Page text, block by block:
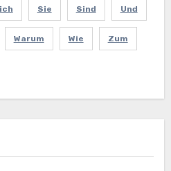
Sie Sind Und
Warum Wie Zum